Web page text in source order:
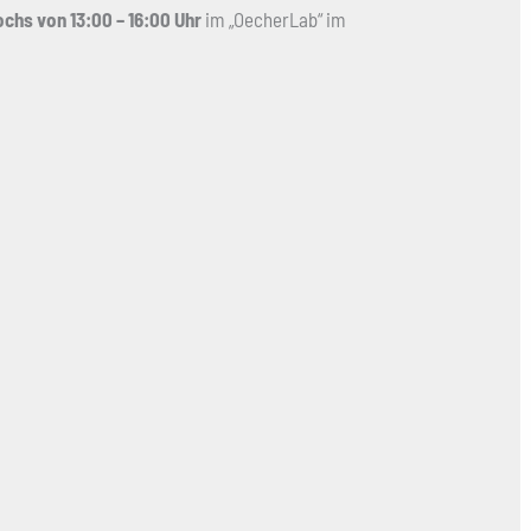
von 13:00 – 16:00 Uhr im „OecherLab“ im